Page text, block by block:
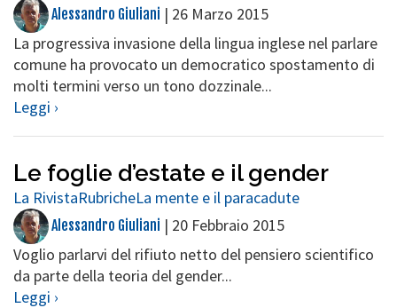
Alessandro Giuliani | 26 Marzo 2015
La progressiva invasione della lingua inglese nel parlare
comune ha provocato un democratico spostamento di
molti termini verso un tono dozzinale...
Leggi ›
Le foglie d’estate e il gender
La RivistaRubricheLa mente e il paracadute
Alessandro Giuliani | 20 Febbraio 2015
Voglio parlarvi del rifiuto netto del pensiero scientifico
da parte della teoria del gender...
Leggi ›